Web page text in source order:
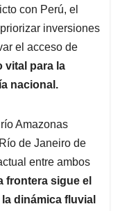
con Perú, el
inversiones
el acceso de
vital para la
nacional.
Amazonas
de Janeiro de
entre ambos
frontera sigue el
dinámica fluvial